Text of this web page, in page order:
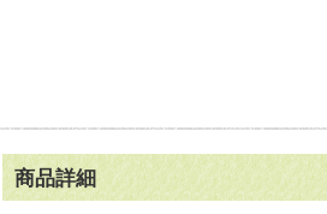
商品詳細